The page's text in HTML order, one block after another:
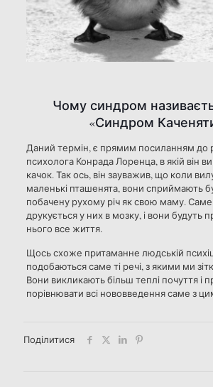
Чому синдром
«Синдром
Даний термін, є прямим посиланням до
психолога Конрада Лоренца, в якій він
качок. Так ось, він зауважив, що коли
маленькі пташенята, вони сприймають
побачену рухому річ як свою маму.
друкується у них в мозку, і вони будуть
нього все життя.
Щось схоже притаманне людській
подобаються саме ті речі, з якими ми
Вони викликають більш теплі почуття і
порівнювати всі нововведення саме з
Поділитися